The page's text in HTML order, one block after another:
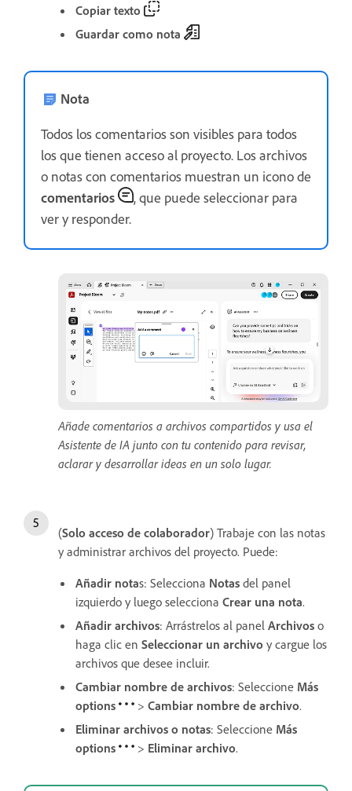
Copiar texto
Guardar como nota
Nota
Todos los comentarios son visibles para todos
los que tienen acceso al proyecto. Los archivos
o notas con comentarios muestran un icono de
comentarios
, que puede seleccionar para
ver y responder.
Añade comentarios a archivos compartidos y usa el
Asistente de IA junto con tu contenido para revisar,
aclarar y desarrollar ideas en un solo lugar.
(Solo acceso de colaborador) Trabaje con las notas
y administrar archivos del proyecto. Puede:
Añadir notas: Selecciona Notas del panel
izquierdo y luego selecciona Crear una nota.
Añadir archivos: Arrástrelos al panel Archivos o
haga clic en Seleccionar un archivo y cargue los
archivos que desee incluir.
Cambiar nombre de archivos: Seleccione Más
options
> Cambiar nombre de archivo.
Eliminar archivos o notas: Seleccione Más
options
> Eliminar archivo.